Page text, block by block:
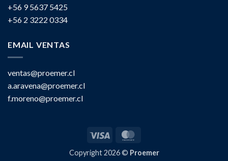
+56 9 5637 5425
+56 2 3222 0334
EMAIL VENTAS
ventas@proemer.cl
a.aravena@proemer.cl
f.moreno@proemer.cl
Visa
Copyright 2026 © Proemer